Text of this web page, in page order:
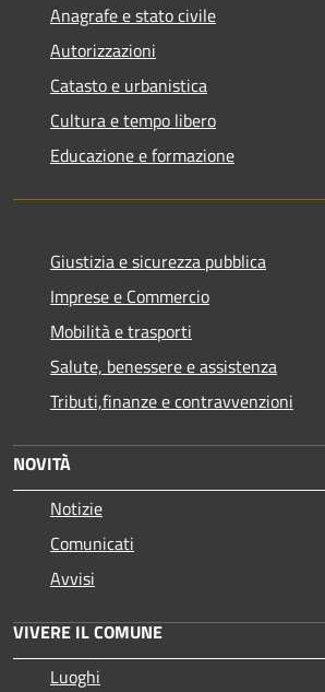
Anagrafe e stato civile
Autorizzazioni
Catasto e urbanistica
Cultura e tempo libero
Educazione e formazione
Giustizia e sicurezza pubblica
Imprese e Commercio
Mobilità e trasporti
Salute, benessere e assistenza
Tributi,finanze e contravvenzioni
NOVITÀ
Notizie
Comunicati
Avvisi
VIVERE IL COMUNE
Luoghi